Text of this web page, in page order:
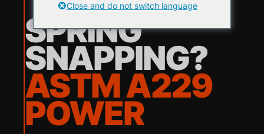
SPRING
SNAPPING?
ASTM A229
POWER
Close and do not switch language